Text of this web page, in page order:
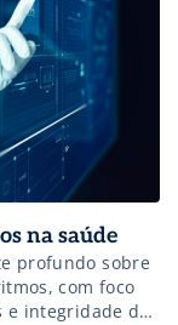
na saúde
profundo sobre
com foco
integridade das